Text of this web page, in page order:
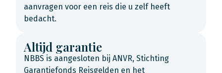
aanvragen voor een reis die u zelf heeft
bedacht.
Altijd garantie
NBBS is aangesloten bij ANVR, Stichting
Garantiefonds Reisgelden en het